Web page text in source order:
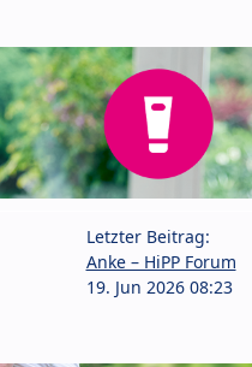
Letzter Beitrag:
Anke – HiPP Forum
19. Jun 2026 08:23